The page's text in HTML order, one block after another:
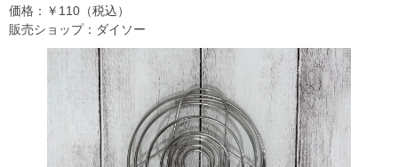
価格：￥110（税込）
販売ショップ：ダイソー